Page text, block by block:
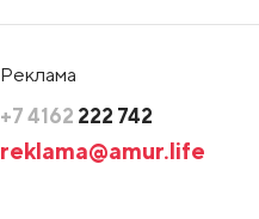
Реклама
+7 4162 222 742
reklama@amur.life